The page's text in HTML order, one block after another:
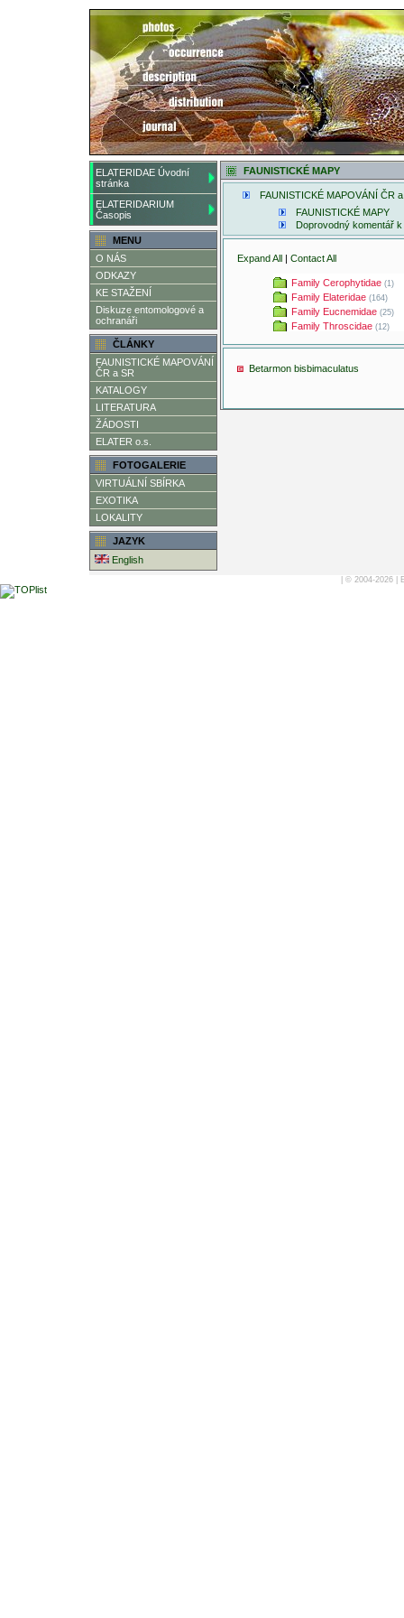
ELATERIDAE Úvodní
stránka
ELATERIDARIUM
Časopis
MENU
O NÁS
ODKAZY
KE STAŽENÍ
Diskuze entomologové a
ochranáři
ČLÁNKY
FAUNISTICKÉ MAPOVÁNÍ
ČR a SR
KATALOGY
LITERATURA
ŽÁDOSTI
ELATER o.s.
FOTOGALERIE
VIRTUÁLNÍ SBÍRKA
EXOTIKA
LOKALITY
JAZYK
English
FAUNISTICKÉ MAPY
FAUNISTICKÉ MAPOVÁNÍ ČR
FAUNISTICKÉ MAPY
Doprovodný komentář
Expand All| Contact All
Family Cerophytidae (1)
Family Elateridae (164)
Family Eucnemidae (25)
Family Throscidae (12)
Betarmon bisbimaculatus
| © 2004-2026 |